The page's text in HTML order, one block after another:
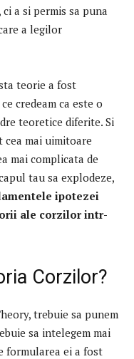
a si permis sa puna
a legilor
teorie a fost
credeam ca este o
teoretice diferite. Si
cea mai uimitoare
mai complicata de
tau sa explodeze,
ipotezei
ale corzilor intr-
Corzilor?
trebuie sa punem
sa intelegem mai
formularea ei a fost